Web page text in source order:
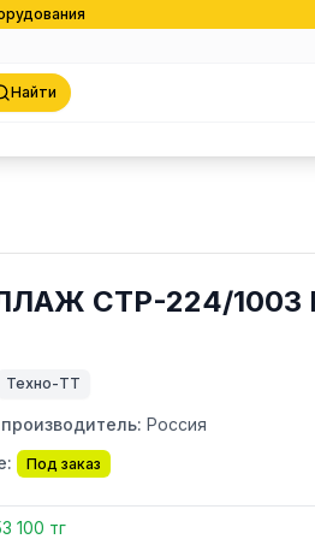
Найти
СТР-224/1003
Техно-ТТ
Россия
Под заказ
100 тг